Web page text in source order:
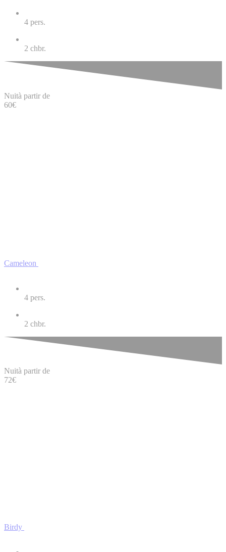
4 pers.
2 chbr.
Nuità partir de
60€
Cameleon
4 pers.
2 chbr.
Nuità partir de
72€
Birdy